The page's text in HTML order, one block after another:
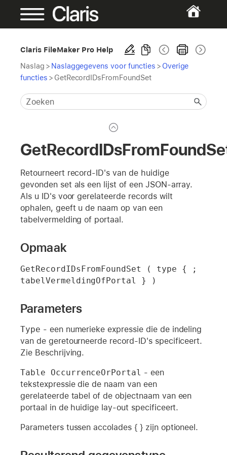
Claris FileMaker Pro Help
Naslag > Naslaggegevens voor functies > Overige
functies > GetRecordIDsFromFoundSet
Retourneert record-ID's van de huidige
gevonden set als een lijst of een JSON-array.
Als u ID's voor gerelateerde records wilt
ophalen, geeft u de naam op van een
tabelvermelding of portaal.
Opmaak
GetRecordIDsFromFoundSet ( type { ;
tabelVermeldingOfPortal } )
Parameters
Type - een numerieke expressie die de indeling
van de geretourneerde record-ID's specificeert.
Zie Beschrijving.
Table OccurrenceOrPortal - een
tekstexpressie die de naam van een
gerelateerde tabel of de objectnaam van een
portaal in de huidige lay-out specificeert.
Parameters tussen accolades { } zijn optioneel.